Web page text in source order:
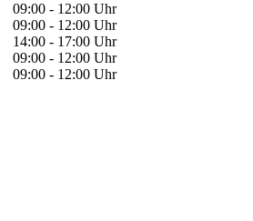
09:00 - 12:00 Uhr
09:00 - 12:00 Uhr
14:00 - 17:00 Uhr
09:00 - 12:00 Uhr
09:00 - 12:00 Uhr